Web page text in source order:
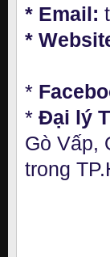
* Email:
*
*
* Đại lý
Gò Vấp,
trong